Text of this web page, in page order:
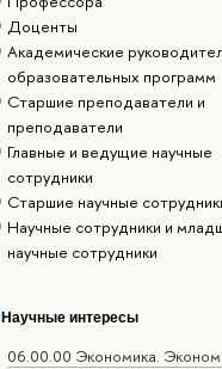
Доценты
Академические
образовательных программ
Старшие преподаватели и
преподаватели
Главные и ведущие научные
сотрудники
Старшие научные
Научные сотрудники и
научные сотрудники
Научные интересы
06.00.00 Экономика.